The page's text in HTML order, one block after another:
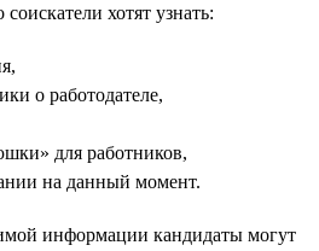
хотят узнать:
о работодателе,
для работников,
на данный момент.
информации кандидаты могут